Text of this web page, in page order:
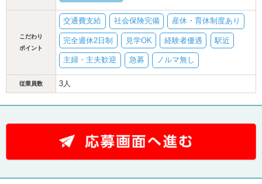
こだわり
ポイント
交通費支給 社会保険完備 産休・育休制度あり
完全週休2日制 見学OK 経験者優遇 駅近
主婦・主夫歓迎 急募 ノルマ無し
従業員数 3人